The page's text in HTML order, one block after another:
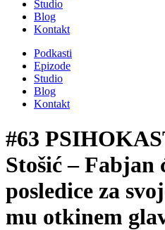
Studio
Blog
Kontakt
Podkasti
Epizode
Studio
Blog
Kontakt
#63
Stošić – Fabjan
posledice za
mu otkinem